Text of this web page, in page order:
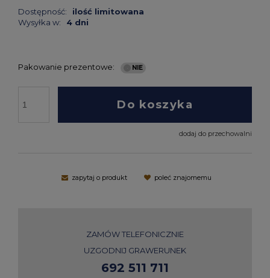
Dostępność:
ilość limitowana
Wysyłka w:
4 dni
Pakowanie prezentowe:
Do koszyka
dodaj do przechowalni
zapytaj o produkt poleć znajomemu
ZAMÓW TELEFONICZNIE
UZGODNIJ GRAWERUNEK
692 511 711